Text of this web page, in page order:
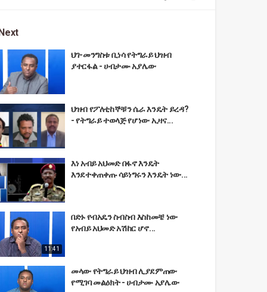
ህገ-መንግስቱ ቢነሳ የትግራይ ህዝብ
ያተርፋል - ሀብታሙ አያሌው
ህዝብ የፖለቲከኞቹን ሴራ እንዴት ይረዳ?
- የትግራይ ተወላጅ የሆነው ኢዛና...
እነ አብይ አህመድ በፋኖ እንዴት
እንደተቀጠቀጡ ሳይነግሩን እንዴት ነው...
11:41
በድኑ የብአዴን ስብስብ እስከመቼ ነው
የአብይ አህመድ አሽከር ሆኖ...
መላው የትግራይ ህዝብ ሊያደምጠው
የሚገባ መልዕክት - ሀብታሙ አያሌው